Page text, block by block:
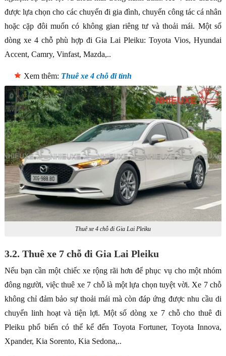
được lựa chọn cho các chuyến đi gia đình, chuyến công tác cá nhân
hoặc cặp đôi muốn có không gian riêng tư và thoải mái. Một số
dòng xe 4 chỗ phù hợp đi Gia Lai Pleiku: Toyota Vios, Hyundai
Accent, Camry, Vinfast, Mazda,..
Xem thêm: Thuê xe 4 chỗ đi tỉnh
Thuê xe 4 chỗ đi Gia Lai Pleiku
3.2. Thuê xe 7 chỗ đi Gia Lai Pleiku
Nếu bạn cần một chiếc xe rộng rãi hơn để phục vụ cho một nhóm
đông người, việc thuê xe 7 chỗ là một lựa chọn tuyệt vời. Xe 7 chỗ
không chỉ đảm bảo sự thoải mái mà còn đáp ứng được nhu cầu di
chuyển linh hoạt và tiện lợi. Một số dòng xe 7 chỗ cho thuê đi
Pleiku phổ biến có thể kể đến Toyota Fortuner, Toyota Innova,
Xpander, Kia Sorento, Kia Sedona,..